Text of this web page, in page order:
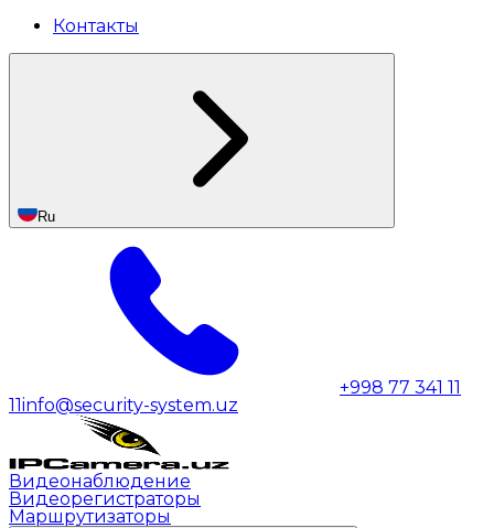
Контакты
Ru
+998 77 341 11
11info@security-system.uz
Видеонаблюдение
Видеорегистраторы
Маршрутизаторы